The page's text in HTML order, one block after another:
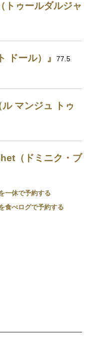
ゥールダルジャ
ドール）』
77.5
マンジュ トゥ
（ドミニク・ブ
一休で予約する
食べログで予約する